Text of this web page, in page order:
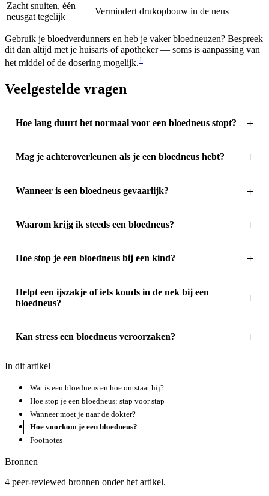
Zacht snuiten, één
neusgat tegelijk
Vermindert drukopbouw in de neus
Gebruik je bloedverdunners en heb je vaker bloedneuzen? Bespreek
dit dan altijd met je huisarts of apotheker — soms is aanpassing van
het middel of de dosering mogelijk.1
Veelgestelde vragen
Hoe lang duurt het normaal voor een bloedneus stopt?
Mag je achteroverleunen als je een bloedneus hebt?
Wanneer is een bloedneus gevaarlijk?
Waarom krijg ik steeds een bloedneus?
Hoe stop je een bloedneus bij een kind?
Helpt een ijszakje of iets kouds in de nek bij een
bloedneus?
Kan stress een bloedneus veroorzaken?
In dit artikel
Wat is een bloedneus en hoe ontstaat hij?
Hoe stop je een bloedneus: stap voor stap
Wanneer moet je naar de dokter?
Hoe voorkom je een bloedneus?
Footnotes
Bronnen
4 peer-reviewed bronnen onder het artikel.